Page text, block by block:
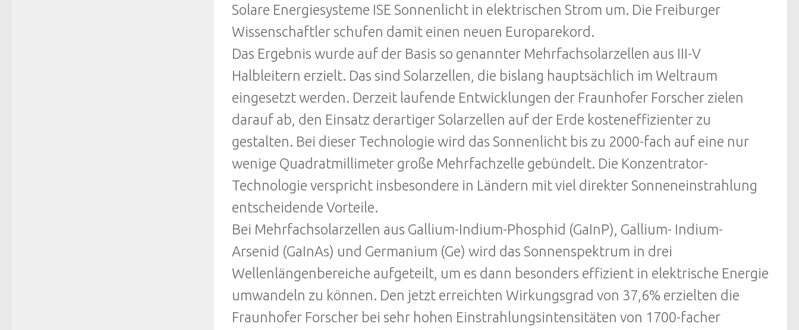
Solare Energiesysteme ISE Sonnenlicht in elektrischen Strom um. Die Freiburger
Wissenschaftler schufen damit einen neuen Europarekord.
Das Ergebnis wurde auf der Basis so genannter Mehrfachsolarzellen aus III-V
Halbleitern erzielt. Das sind Solarzellen, die bislang hauptsächlich im Weltraum
eingesetzt werden. Derzeit laufende Entwicklungen der Fraunhofer Forscher zielen
darauf ab, den Einsatz derartiger Solarzellen auf der Erde kosteneffizienter zu
gestalten. Bei dieser Technologie wird das Sonnenlicht bis zu 2000-fach auf eine nur
wenige Quadratmillimeter große Mehrfachzelle gebündelt. Die Konzentrator-
Technologie verspricht insbesondere in Ländern mit viel direkter Sonneneinstrahlung
entscheidende Vorteile.
Bei Mehrfachsolarzellen aus Gallium-Indium-Phosphid (GaInP), Gallium- Indium-
Arsenid (GaInAs) und Germanium (Ge) wird das Sonnenspektrum in drei
Wellenlängenbereiche aufgeteilt, um es dann besonders effizient in elektrische Energie
umwandeln zu können. Den jetzt erreichten Wirkungsgrad von 37,6% erzielten die
Fraunhofer Forscher bei sehr hohen Einstrahlungsintensitäten von 1700-facher